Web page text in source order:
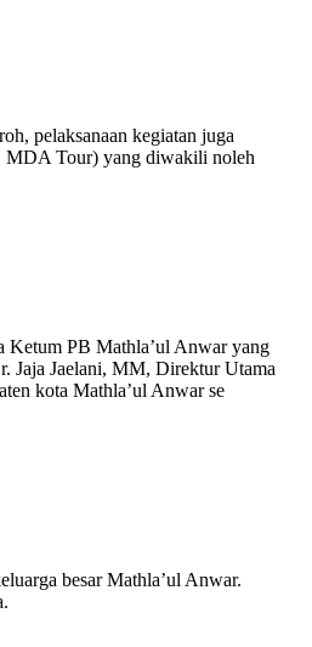
pelaksanaan kegiatan juga
MDA Tour) yang diwakili noleh
Ketum PB Mathla’ul Anwar yang
Jaja Jaelani, MM, Direktur Utama
kota Mathla’ul Anwar se
besar Mathla’ul Anwar.